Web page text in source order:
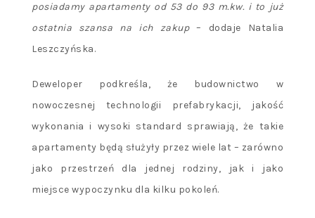
posiadamy apartamenty od 53 do 93 m.kw. i to już
ostatnia szansa na ich zakup – dodaje Natalia
Leszczyńska.
Deweloper podkreśla, że budownictwo w
nowoczesnej technologii prefabrykacji, jakość
wykonania i wysoki standard sprawiają, że takie
apartamenty będą służyły przez wiele lat – zarówno
jako przestrzeń dla jednej rodziny, jak i jako
miejsce wypoczynku dla kilku pokoleń.